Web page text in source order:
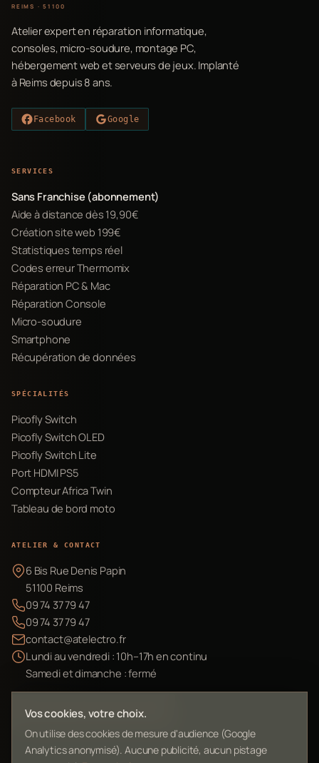
REIMS · 51100
Atelier expert en réparation informatique,
consoles, micro-soudure, montage PC,
hébergement web et serveurs de jeux. Implanté
à Reims depuis 8 ans.
Facebook Google
SERVICES
Sans Franchise (abonnement)
Aide à distance dès 19,90€
Création site web 199€
Statistiques temps réel
Codes erreur Thermomix
Réparation PC & Mac
Réparation Console
Micro-soudure
Smartphone
Récupération de données
SPÉCIALITÉS
Picofly Switch
Picofly Switch OLED
Picofly Switch Lite
Port HDMI PS5
Compteur Africa Twin
Tableau de bord moto
ATELIER & CONTACT
6 Bis Rue Denis Papin
51100 Reims
09 74 37 79 47
09 74 37 79 47
contact@atelectro.fr
Lundi au vendredi : 10h–17h en continu
Samedi et dimanche : fermé
Envoyer mon matériel
Vos cookies, votre choix.
On utilise des cookies de mesure d'audience (Google
Analytics anonymisé). Aucune publicité, aucun pistage